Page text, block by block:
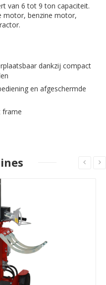
van 6 tot 9 ton capaciteit.
motor, benzine motor,
dankzij compact
en afgeschermde
frame